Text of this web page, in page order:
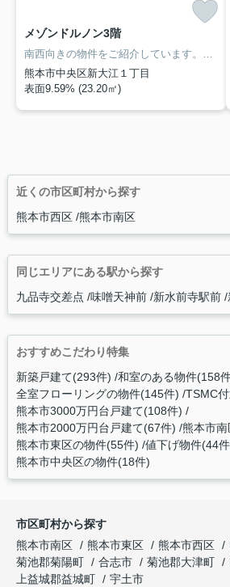
メゾンドルノン3階
南西向きの物件をご紹介しています。内装リフォーム済。駐輪場が利用できます。現在賃貸中物件です！お客様のこだわりやご要望などがあれば、当社までお申し付けください。
熊本市中央区新大江１丁目
表面9.59% (23.20㎡)
近くの市区町村から探す
熊本市西区 熊本市南区
同じエリアにある駅から探す
九品寺交差点 味噌天神前 新水前寺駅前
おすすめこだわり特集
新築戸建て(293件) 和室のある物件(158
全室フローリングの物件(145件) TSMC
熊本市3000万円台戸建て(108件)
熊本市2000万円台戸建て(67件) 熊本市
熊本市東区の物件(55件) 値下げ物件(44
熊本市中央区の物件(18件)
市区町村から探す
熊本市南区
熊本市東区 熊本市西区
菊池郡菊陽町
合志市 菊池郡大津町
上益城郡益城町
宇土市